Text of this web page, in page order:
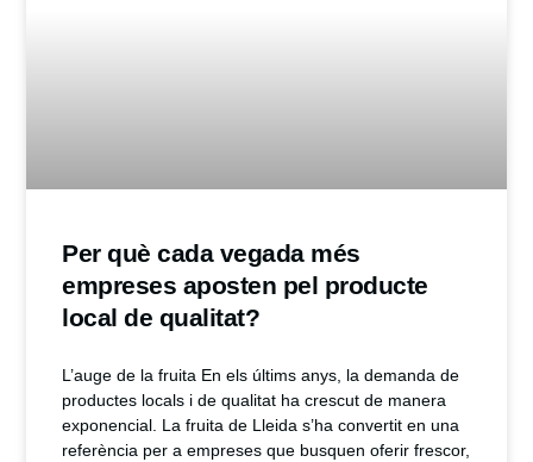
Per què cada vegada més
empreses aposten pel producte
local de qualitat?
L’auge de la fruita En els últims anys, la demanda de
productes locals i de qualitat ha crescut de manera
exponencial. La fruita de Lleida s’ha convertit en una
referència per a empreses que busquen oferir frescor,